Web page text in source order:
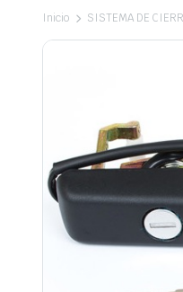
Inicio SISTEMA DE